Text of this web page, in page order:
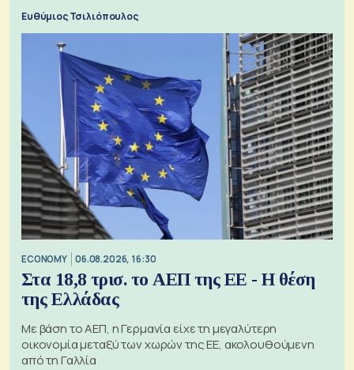
Ευθύμιος Τσιλιόπουλος
ECONOMY 06.08.2026, 16:30
Στα 18,8 τρισ. το ΑΕΠ της ΕΕ - Η θέση
της Ελλάδας
Με βάση το ΑΕΠ, η Γερμανία είχε τη μεγαλύτερη
οικονομία μεταξύ των χωρών της ΕΕ, ακολουθούμενη
από τη Γαλλία